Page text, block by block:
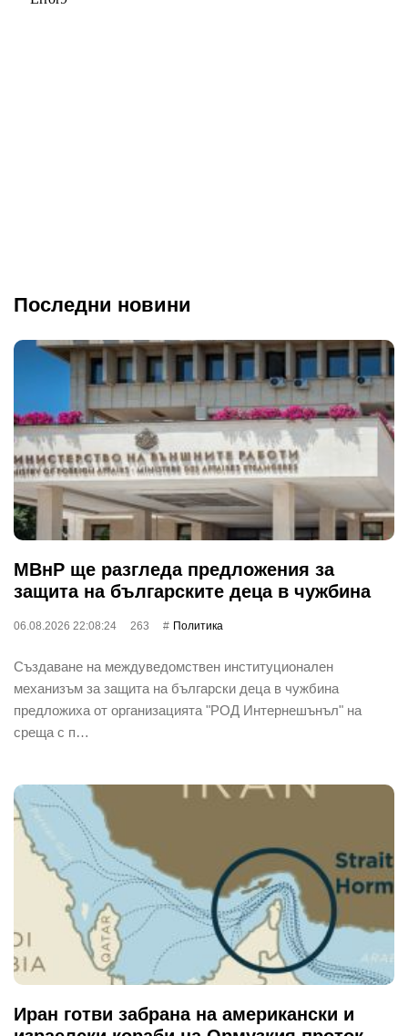
Последни новини
МВнР ще разгледа предложения за
защита на българските деца в чужбина
06.08.2026 22:08:24 263 Политика
Създаване на междуведомствен институционален
механизъм за защита на български деца в чужбина
предложиха от организацията "РОД Интернешънъл" на
среща с п…
Иран готви забрана на американски и